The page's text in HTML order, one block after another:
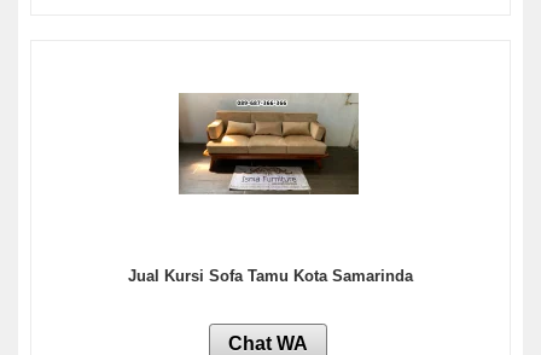
Jual Kursi Sofa Tamu Kota Samarinda
Chat WA